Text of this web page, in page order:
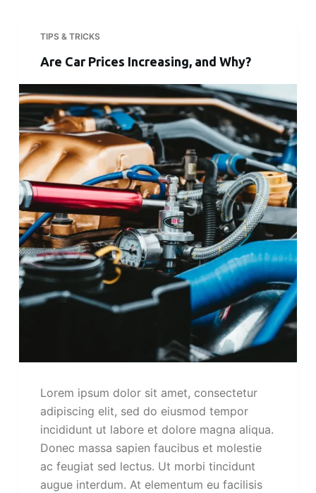
TIPS & TRICKS
Are Car Prices Increasing, and Why?
Lorem ipsum dolor sit amet, consectetur
adipiscing elit, sed do eiusmod tempor
incididunt ut labore et dolore magna aliqua.
Donec massa sapien faucibus et molestie
ac feugiat sed lectus. Ut morbi tincidunt
augue interdum. At elementum eu facilisis